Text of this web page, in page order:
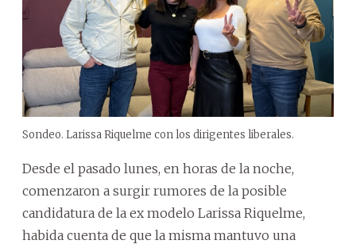
Sondeo. Larissa Riquelme con los dirigentes liberales.
Desde el pasado lunes, en horas de la noche,
comenzaron a surgir rumores de la posible
candidatura de la ex modelo Larissa Riquelme,
habida cuenta de que la misma mantuvo una